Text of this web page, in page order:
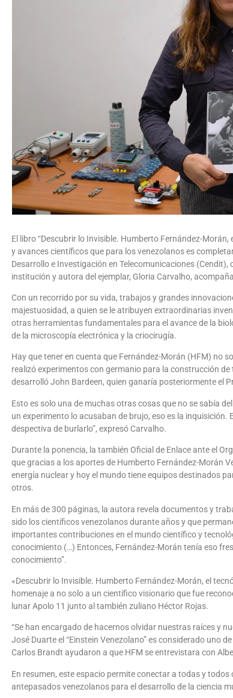
El libro “Descubrir lo Invisible. Humberto Fernández-
y avances científicos que para los venezolanos es
Desarrollo e Investigación en Telecomunicaciones
institución y autora del ejemplar, Gloria Carvalho,
Con un recorrido por su vida, trabajos y grandes
majestuosidad, a quien se le atribuyen extraordinarias
otras herramientas fundamentales para el avance de la
de la microscopía electrónica y la criocirugía.
Hay que tener en cuenta que Fernández-Morán (HFM) no
realizó experimentos con germanio para la construcción
desarrolló John Bardeen, quien ganaría posteriormente el
Esto es solo una de muchas otras cosas que no se sabía
un experimento lo acusaban de brujo, eso es la inquisición.
despectiva de burlarlo”, expresó Carvalho.
Durante la ponencia, la también Oficial de Enlace ante el
que gracias a los aportes de Humberto Fernández-Morán
energía nuclear y hoy el mundo tiene equipos destinados
otros.
En más de 300 páginas, la autora revela documentos y
sido los científicos venezolanos durante años y que
importantes contribuciones en el mundo científico y
conocimiento (…) Entonces, Fernández-Morán tenía eso
conocimiento”.
«Descubrir lo Invisible. Humberto Fernández-Morán, el
homenaje a no solo a un científico visionario que fue
lunar Apolo 11 junto al también zuliano Héctor Rojas.
“Se han encargado de hacernos olvidar nuestras raíces y
José Duarte el “Einstein Venezolano” es considerado uno
Carlos Brandt ayudaron a que HFM se entrevistara con
En resumen, este espacio permite conectar a todas y
antepasados venezolanos para el desarrollo de la ciencia